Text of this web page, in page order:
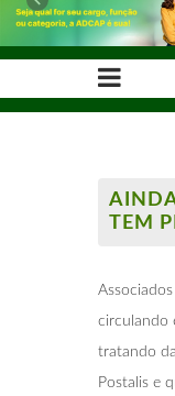
Previous
TEM
circulando
tratando
Postalis e